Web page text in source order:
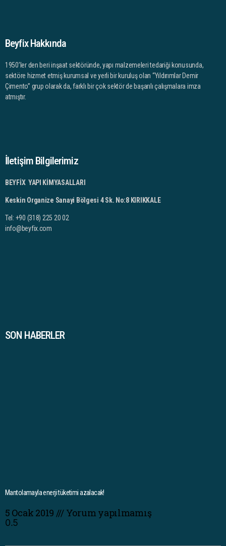
Beyfix Hakkında
1950’ler den beri inşaat sektöründe, yapı malzemeleri tedariği konusunda,
sektöre hizmet etmiş kurumsal ve yerli bir kuruluş olan “Yıldırımlar Demir
Çimento” grup olarak da, farklı bir çok sektör de başarılı çalışmalara imza
atmıştır.
İletişim Bilgilerimiz
BEYFİX YAPI KİMYASALLARI
Keskin Organize Sanayi Bölgesi 4 Sk. No:8 KIRIKKALE
Tel: +90 (318) 225 20 02
info@beyfix.com
SON HABERLER
Mantolamayla enerji tüketimi azalacak!
5 Ocak 2019 Yorum yapılmamış